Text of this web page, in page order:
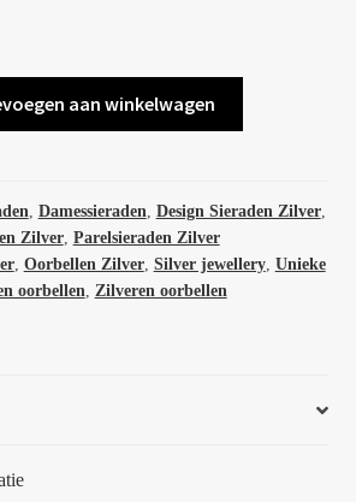
aan winkelwagen
, Damessieraden, Design Sieraden Zilver,
Zilver, Parelsieraden Zilver
, Oorbellen Zilver, Silver jewellery, Unieke
oorbellen, Zilveren oorbellen